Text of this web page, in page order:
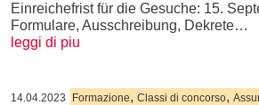
Einreichefrist für die Gesuche: 15.
Formulare, Ausschreibung, Dekrete…
leggi di piu
14.04.2023 Formazione, Classi di concorso,